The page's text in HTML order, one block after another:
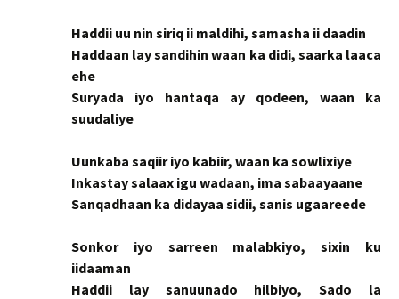
Haddii uu nin siriq ii maldihi, samasha ii daadin
Haddaan lay sandihin waan ka didi, saarka laaca
ehe
Suryada iyo hantaqa ay qodeen, waan ka
suudaliye
Uunkaba saqiir iyo kabiir, waan ka sowlixiye
Inkastay salaax igu wadaan, ima sabaayaane
Sanqadhaan ka didayaa sidii, sanis ugaareede
Sonkor iyo sarreen malabkiyo, sixin ku
iidaaman
Haddii lay sanuunado hilbiyo, Sado la